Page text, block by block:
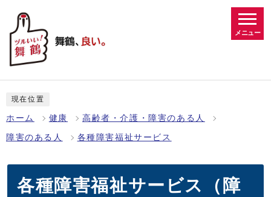
メニュー
現在位置
ホーム 健康 高齢者・介護・障害のある人
障害のある人 各種障害福祉サービス
各種障害福祉サービス（障